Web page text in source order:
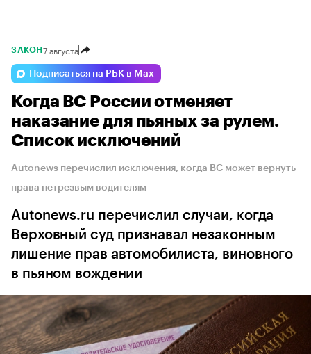
ЗАКОН 7 августа
Подписаться на РБК в Max
Когда ВС России отменяет
наказание для пьяных за рулем.
Список исключений
Autonews перечислил исключения, когда ВС может вернуть
права нетрезвым водителям
Autonews.ru перечислил случаи, когда
Верховный суд признавал незаконным
лишение прав автомобилиста, виновного
в пьяном вождении